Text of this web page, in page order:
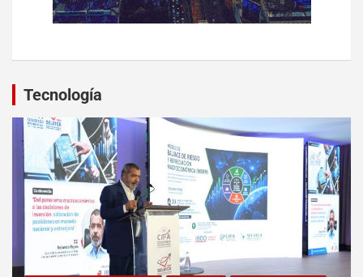
Tecnología